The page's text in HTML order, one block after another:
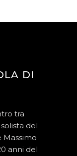
DI
tra
del
Massimo
anni del